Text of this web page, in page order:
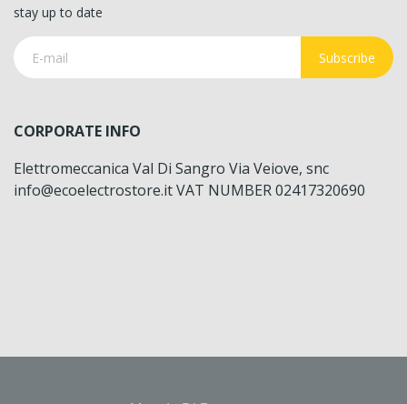
stay up to date
Subscribe
CORPORATE INFO
Elettromeccanica Val Di Sangro Via Veiove, snc
info@ecoelectrostore.it VAT NUMBER 02417320690